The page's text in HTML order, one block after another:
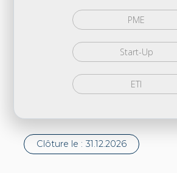
PME
Start-Up
ETI
Clôture le : 31.12.2026